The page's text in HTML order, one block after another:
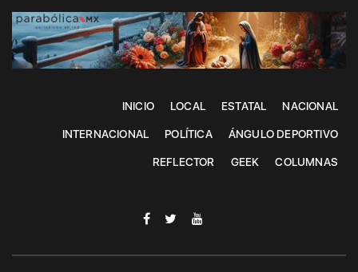
INICIO LOCAL ESTATAL NACIONAL
INTERNACIONAL POLÍTICA ÁNGULO DEPORTIVO
REFLECTOR GEEK COLUMNAS